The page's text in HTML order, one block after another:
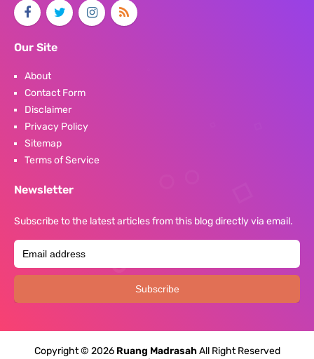
Our Site
About
Contact Form
Disclaimer
Privacy Policy
Sitemap
Terms of Service
Newsletter
Subscribe to the latest articles from this blog directly via email.
Copyright © 2026 Ruang MadrasahAll Right Reserved